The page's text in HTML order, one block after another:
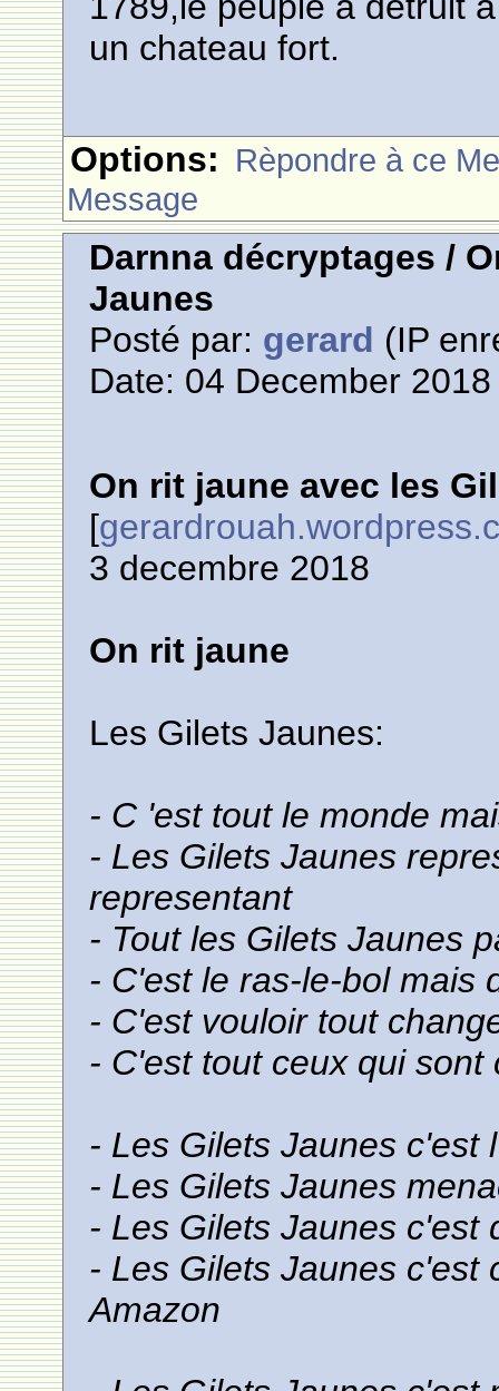
un chateau fort.
Options: Rèpondre à ce
Message
Darnna décryptages /
Jaunes
Posté par: gerard (IP
Date: 04 December
On rit jaune avec les
[
3 decembre 2018
On rit jaune
Les Gilets Jaunes:
- C 'est tout le monde
- Les Gilets Jaunes
representant
- Tout les Gilets Jaunes
- C'est le ras-le-bol mais
- C'est vouloir tout
- C'est tout ceux qui
- Les Gilets Jaunes c'est
- Les Gilets Jaunes
- Les Gilets Jaunes c'est
- Les Gilets Jaunes c'est
Amazon